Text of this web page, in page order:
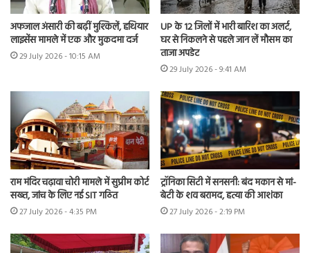
अफजाल अंसारी की बढ़ीं मुश्किलें, हथियार
लाइसेंस मामले में एक और मुकदमा दर्ज
29 July 2026 - 10:15 AM
UP के 12 जिलों में भारी बारिश का अलर्ट,
घर से निकलने से पहले जान लें मौसम का
ताजा अपडेट
29 July 2026 - 9:41 AM
राम मंदिर चढ़ावा चोरी मामले में सुप्रीम कोर्ट
सख्त, जांच के लिए नई SIT गठित
27 July 2026 - 4:35 PM
ट्रॉनिका सिटी में सनसनी: बंद मकान से मां-
बेटी के शव बरामद, हत्या की आशंका
27 July 2026 - 2:19 PM